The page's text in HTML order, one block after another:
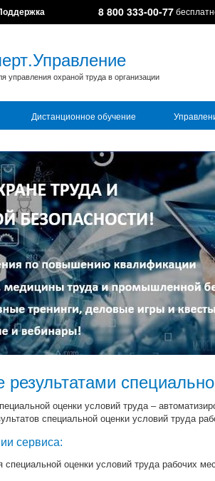
8 800 333-00-77
управления охраной труда в организации
Дистанционное обучение
оценки условий труда –
специальной оценки условий труда
сервиса:
специальной оценки условий труда рабочих